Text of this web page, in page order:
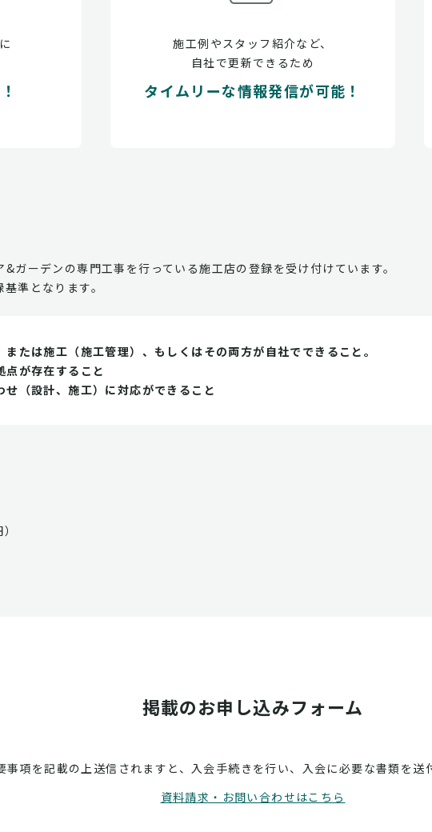
施工例やスタッフ紹介など、
自社で更新できるため
タイムリーな情報発信が可能！
ガーデンの専門工事を行っている施工店の登録を受け付けています。
準となります。
たは施工（施工管理）、もしくはその両方が自社でできること。
点が存在すること
（設計、施工）に対応ができること
掲載のお申し込みフォーム
事項を記載の上送信されますと、入会手続きを行い、入会に必要な書類を送
資料請求・お問い合わせはこちら